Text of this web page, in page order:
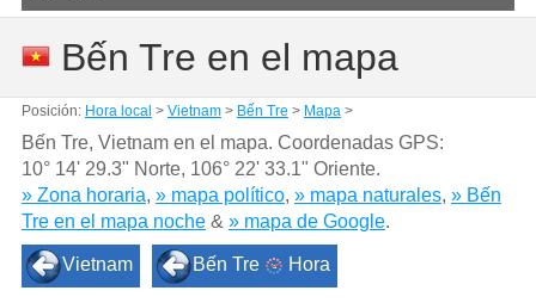
Bến Tre en el mapa
Posición: Hora local > Vietnam> Bến Tre > Mapa>
Bến Tre, Vietnam en el mapa. Coordenadas GPS:
10° 14' 29.3" Norte, 106° 22' 33.1" Oriente.
» Zona horaria, » mapa político, » mapa naturales, » Bến
Tre en el mapa noche& » mapa de Google.
Vietnam Bến Tre Hora